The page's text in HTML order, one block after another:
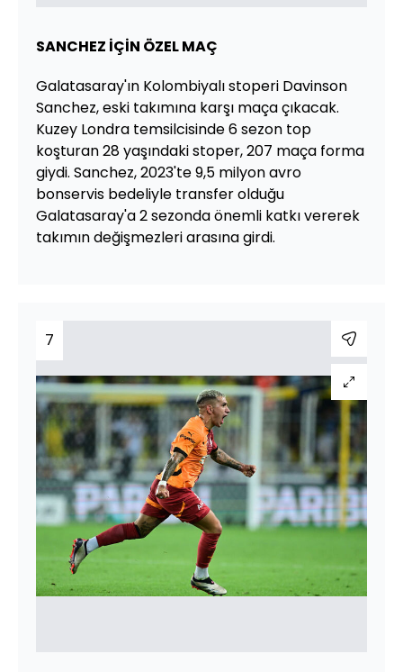
SANCHEZ İÇİN ÖZEL MAÇ
Galatasaray'ın Kolombiyalı stoperi Davinson
Sanchez, eski takımına karşı maça çıkacak.
Kuzey Londra temsilcisinde 6 sezon top
koşturan 28 yaşındaki stoper, 207 maça forma
giydi. Sanchez, 2023'te 9,5 milyon avro
bonservis bedeliyle transfer olduğu
Galatasaray'a 2 sezonda önemli katkı vererek
takımın değişmezleri arasına girdi.
7